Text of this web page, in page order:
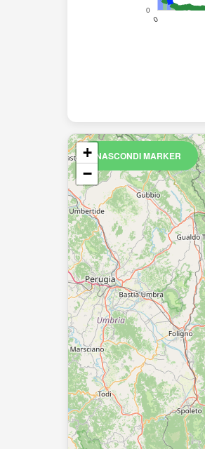
0
0
NASCONDI MARKER
+
−